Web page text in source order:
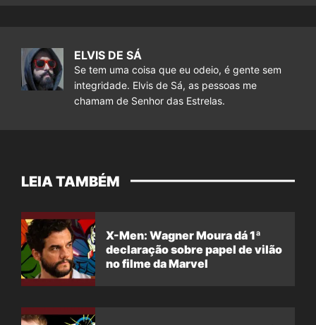
ELVIS DE SÁ
Se tem uma coisa que eu odeio, é gente sem
integridade. Elvis de Sá, as pessoas me
chamam de Senhor das Estrelas.
LEIA TAMBÉM
X-Men: Wagner Moura dá 1ª
declaração sobre papel de vilão
no filme da Marvel